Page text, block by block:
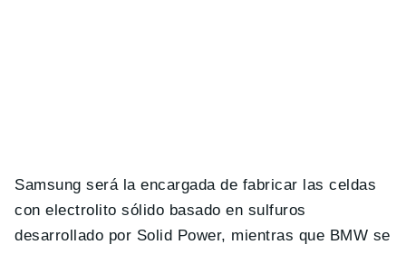
Samsung será la encargada de fabricar las celdas
con electrolito sólido basado en sulfuros
desarrollado por Solid Power, mientras que BMW se